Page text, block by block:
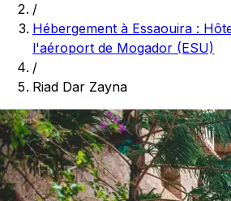
/
Hébergement à Essaouira :
l'aéroport de Mogador (ESU)
/
Riad Dar Zayna